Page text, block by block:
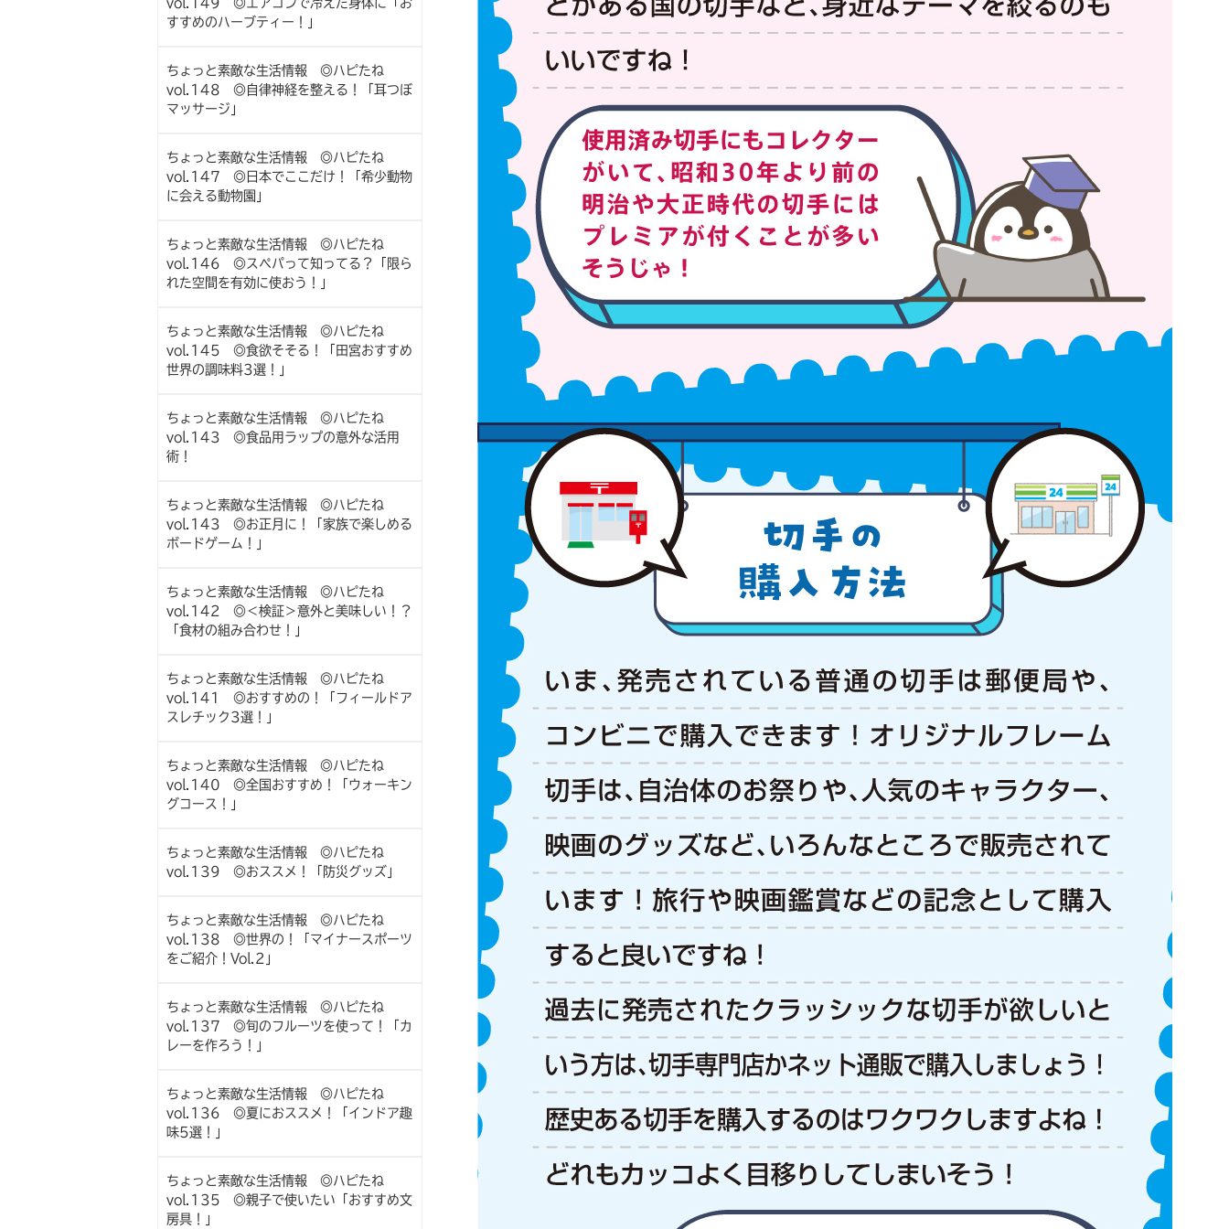
vol.149 ◎エアコンで冷えた身体に「お
すすめのハーブティー！」
ちょっと素敵な生活情報 ◎ハピたね
vol.148 ◎自律神経を整える！「耳つぼ
マッサージ」
ちょっと素敵な生活情報 ◎ハピたね
vol.147 ◎日本でここだけ！「希少動物
に会える動物園」
ちょっと素敵な生活情報 ◎ハピたね
vol.146 ◎スペパって知ってる？「限ら
れた空間を有効に使おう！」
ちょっと素敵な生活情報 ◎ハピたね
vol.145 ◎食欲そそる！「田宮おすすめ
世界の調味料3選！」
ちょっと素敵な生活情報 ◎ハピたね
vol.143 ◎食品用ラップの意外な活用
術！
ちょっと素敵な生活情報 ◎ハピたね
vol.143 ◎お正月に！「家族で楽しめる
ボードゲーム！」
ちょっと素敵な生活情報 ◎ハピたね
vol.142 ◎＜検証＞意外と美味しい！？
「食材の組み合わせ！」
ちょっと素敵な生活情報 ◎ハピたね
vol.141 ◎おすすめの！「フィールドア
スレチック3選！」
ちょっと素敵な生活情報 ◎ハピたね
vol.140 ◎全国おすすめ！「ウォーキン
グコース！」
ちょっと素敵な生活情報 ◎ハピたね
vol.139 ◎おススメ！「防災グッズ」
ちょっと素敵な生活情報 ◎ハピたね
vol.138 ◎世界の！「マイナースポーツ
をご紹介！Vol.2」
ちょっと素敵な生活情報 ◎ハピたね
vol.137 ◎旬のフルーツを使って！「カ
レーを作ろう！」
ちょっと素敵な生活情報 ◎ハピたね
vol.136 ◎夏におススメ！「インドア趣
味5選！」
ちょっと素敵な生活情報 ◎ハピたね
vol.135 ◎親子で使いたい「おすすめ文
房具！」